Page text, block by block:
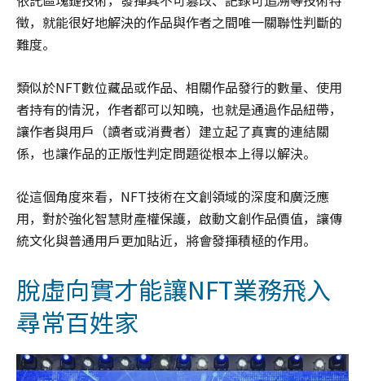
徵，就能很好地解決的作品與作者之間唯一關聯性判斷的
難度。
類似於NFT數位藏品或作品、相關作品發行的數量、使用
者持有的情況，作者都可以知曉，也就是通過作品紐帶，
讓作者與用戶（讀者或消費者）建立起了真實的連結關
係，也讓作品的正版性判定問題從根本上得以解決。
從這個角度來看，NFT技術在文創領域的深度和廣泛應
用，對於強化智慧財產權保護，啟動文創作品價值，讓傳
統文化與普通用戶更加貼近，將會發揮積極的作用。
脫虛向實才能讓NFT業務飛入
尋常百姓家